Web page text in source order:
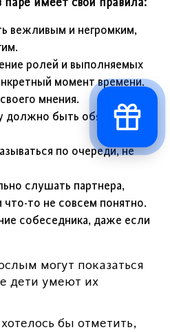
вежливым и негромким,
ролей и выполняемых
момент времени.
мнения.
должно быть обязательно
по очереди, не
слушать партнера,
что-то не совсем понятно.
собеседника, даже если
могут показаться
дети умеют их
бы отметить,